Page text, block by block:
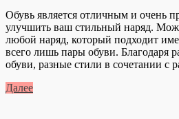
Обувь является отличным и очень
улучшить ваш стильный наряд.
любой наряд, который подходит
всего лишь пары обуви. Благодаря
обуви, разные стили в сочетании с
Далее